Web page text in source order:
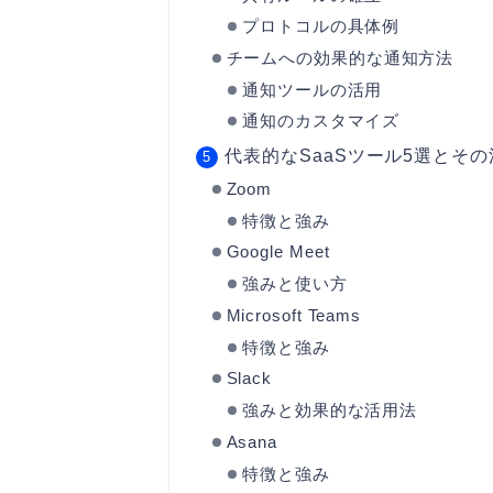
プロトコルの具体例
チームへの効果的な通知方法
通知ツールの活用
通知のカスタマイズ
代表的なSaaSツール5選とその
Zoom
特徴と強み
Google Meet
強みと使い方
Microsoft Teams
特徴と強み
Slack
強みと効果的な活用法
Asana
特徴と強み